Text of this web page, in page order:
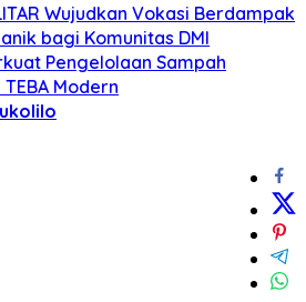
Wujudkan Vokasi Berdampak
bagi Komunitas DMI
Pengelolaan Sampah
Modern